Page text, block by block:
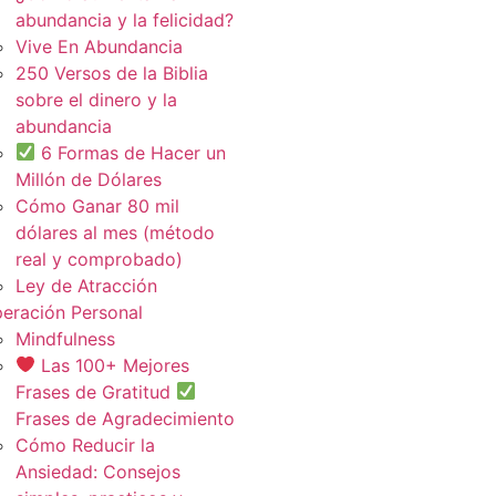
abundancia y la felicidad?
Vive En Abundancia
250 Versos de la Biblia
sobre el dinero y la
abundancia
6 Formas de Hacer un
Millón de Dólares
Cómo Ganar 80 mil
dólares al mes (método
real y comprobado)
Ley de Atracción
Personal
Mindfulness
Las 100+ Mejores
Frases de Gratitud
Frases de Agradecimiento
Cómo Reducir la
Ansiedad: Consejos